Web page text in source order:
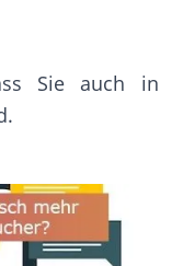
Sie auch in